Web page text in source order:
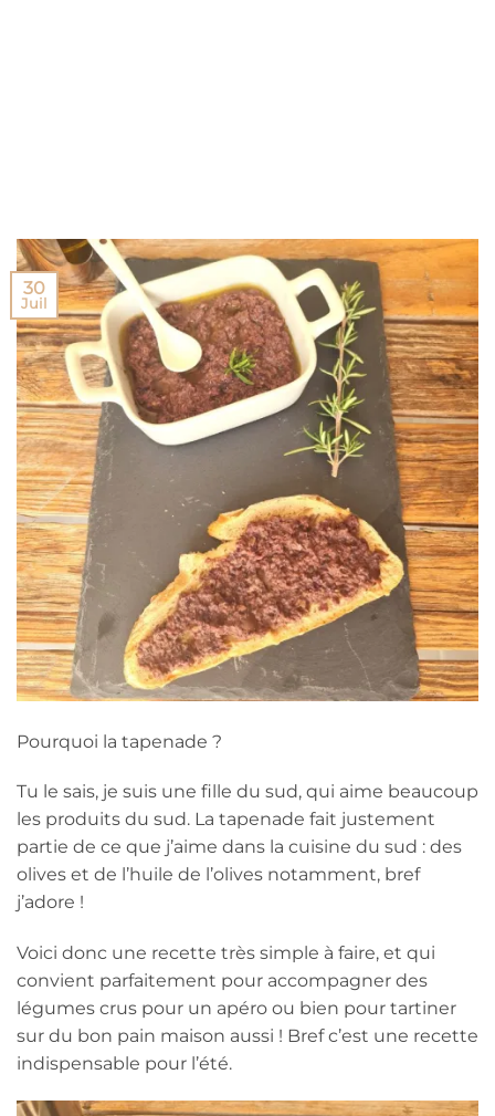
30
Juil
Pourquoi la tapenade ?
Tu le sais, je suis une fille du sud, qui aime beaucoup
les produits du sud. La tapenade fait justement
partie de ce que j’aime dans la cuisine du sud : des
olives et de l’huile de l’olives notamment, bref
j’adore !
Voici donc une recette très simple à faire, et qui
convient parfaitement pour accompagner des
légumes crus pour un apéro ou bien pour tartiner
sur du bon pain maison aussi ! Bref c’est une recette
indispensable pour l’été.